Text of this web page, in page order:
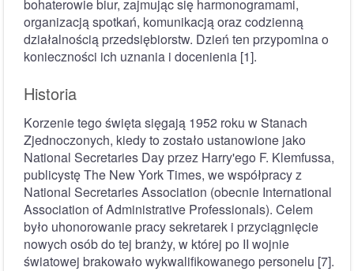
bohaterowie biur, zajmując się harmonogramami,
organizacją spotkań, komunikacją oraz codzienną
działalnością przedsiębiorstw. Dzień ten przypomina o
konieczności ich uznania i docenienia [1].
Historia
Korzenie tego święta sięgają 1952 roku w Stanach
Zjednoczonych, kiedy to zostało ustanowione jako
National Secretaries Day przez Harry'ego F. Klemfussa,
publicystę The New York Times, we współpracy z
National Secretaries Association (obecnie International
Association of Administrative Professionals). Celem
było uhonorowanie pracy sekretarek i przyciągnięcie
nowych osób do tej branży, w której po II wojnie
światowej brakowało wykwalifikowanego personelu [7].